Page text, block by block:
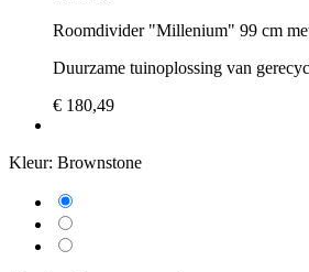
Roomdivider "Millenium" 99 cm
Duurzame tuinoplossing van
€ 180,49
Kleur: Brownstone